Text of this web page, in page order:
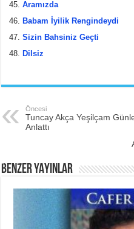
Aramızda
Babam İyilik Rengindeydi
Sizin Bahsiniz Geçti
Dilsiz
Öncesi
Tuncay Akça Yeşilçam
Anlattı
BENZER YAYINLAR